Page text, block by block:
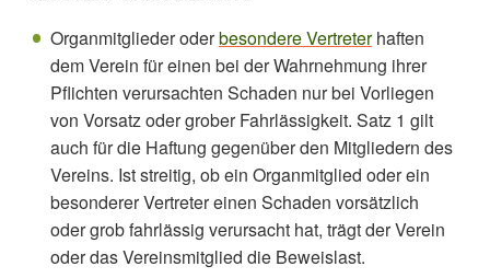
Organmitglieder oderbesondere Vertreterhaften
dem Verein für einen bei der Wahrnehmung ihrer
Pflichten verursachten Schaden nur bei Vorliegen
von Vorsatz oder grober Fahrlässigkeit. Satz 1 gilt
auch für die Haftung gegenüber den Mitgliedern des
Vereins. Ist streitig, ob ein Organmitglied oder ein
besonderer Vertreter einen Schaden vorsätzlich
oder grob fahrlässig verursacht hat, trägt der Verein
oder das Vereinsmitglied die Beweislast.